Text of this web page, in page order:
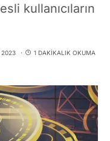
kullanıcıların
2023 1 DAKIKALIK OKUMA